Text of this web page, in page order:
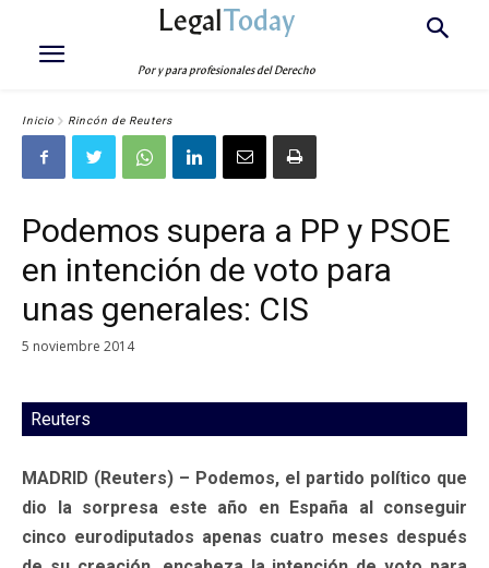
LegalToday
Por y para profesionales del Derecho
Inicio Rincón de Reuters
Podemos supera a PP y PSOE
en intención de voto para
unas generales: CIS
5 noviembre 2014
Reuters
MADRID (Reuters) – Podemos, el partido político que
dio la sorpresa este año en España al conseguir
cinco eurodiputados apenas cuatro meses después